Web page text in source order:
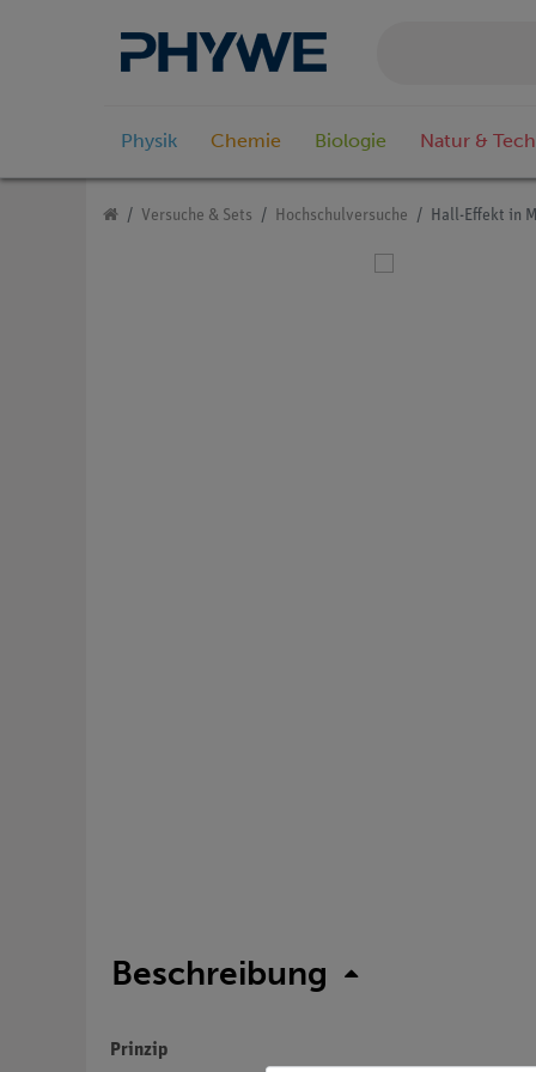
Physik Chemie Biologie Natur &
Versuche & Sets Hochschulversuche Hall-Effekt in
Beschreibung
Prinzip